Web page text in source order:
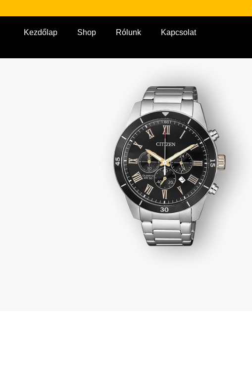
Kezdőlap Shop Rólunk Kapcsolat